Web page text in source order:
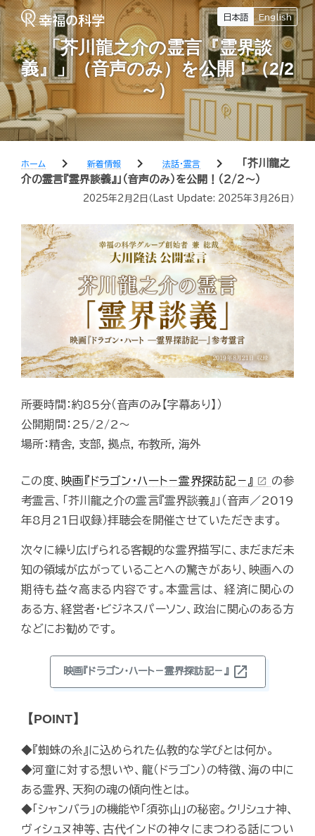
日本語 English
「芥川龍之介の霊言『霊界談
義』」（音声のみ）を公開！（2/2
～）
ホーム chevron_right 新着情報 chevron_right 法話・霊言 chevron_right
「芥川龍之
介の霊言『霊界談義』」（音声のみ）を公開！（2/2～）
2025年2月2日 （Last Update: 2025年3月26日 ）
所要時間：約85分（音声のみ【字幕あり】）
公開期間：25/2/2～
場所：精舎, 支部, 拠点, 布教所, 海外
この度、 映画『ドラゴン・ハート－霊界探訪記－』 open_in_new の参
考霊言、「芥川龍之介の霊言『霊界談義』」（音声／2019
年8月21日収録）拝聴会を開催させていただきます。
次々に繰り広げられる客観的な霊界描写に、まだまだ未
知の領域が広がっていることへの驚きがあり、映画への
期待も益々高まる内容です。本霊言は、 経済に関心の
ある方、経営者・ビジネスパーソン、政治に関心のある方
などにお勧めです。
映画『ドラゴン・ハート－霊界探訪記－』 open_in_new
【POINT】
◆『蜘蛛の糸』に込められた仏教的な学びとは何か。
◆河童に対する想いや、龍（ドラゴン）の特徴、海の中に
ある霊界、天狗の魂の傾向性とは。
◆「シャンバラ」の機能や「須弥山」の秘密。クリシュナ神、
ヴィシュヌ神等、古代インドの神々にまつわる話につい